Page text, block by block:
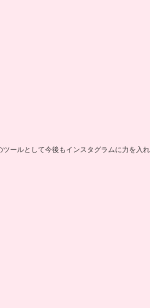
ールとして今後もインスタグラムに力を入